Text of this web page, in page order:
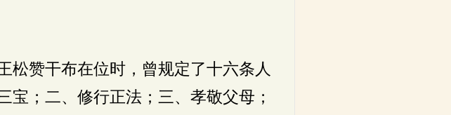
松赞干布在位时，曾规定了十六条人
；二、修行正法；三、孝敬父母；